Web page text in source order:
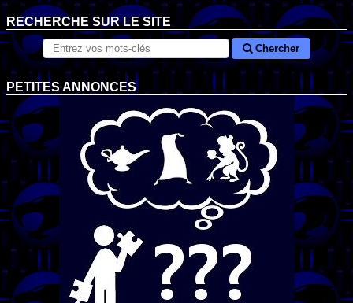
RECHERCHE SUR LE SITE
Chercher
PETITES ANNONCES